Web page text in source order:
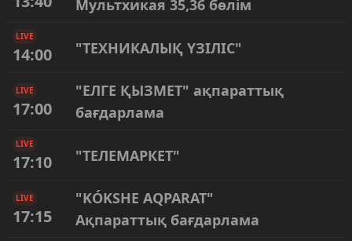
Мультхикая 35,36 бөлім
LIVE
14:00 "ТЕХНИКАЛЫҚ ҮЗІЛІС"
LIVE
17:00
"ЕЛГЕ ҚЫЗМЕТ" ақпараттық
бағдарлама
LIVE
17:10 "ТЕЛЕМАРКЕТ"
LIVE
17:15
"KÓKSHE AQPARAT"
Ақпараттық бағдарлама